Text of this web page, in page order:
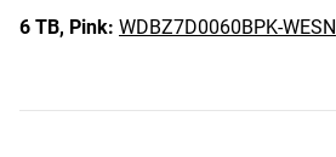
6 TB, Pink: WDBZ7D0060BPK-WESN